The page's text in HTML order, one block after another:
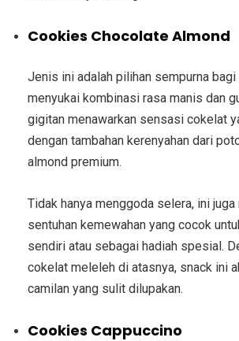
Cookies Chocolate Almond
Jenis ini adalah pilihan sempurna bagi
menyukai kombinasi rasa manis dan
gigitan menawarkan sensasi cokelat
dengan tambahan kerenyahan dari
almond premium.
Tidak hanya menggoda selera, ini
sentuhan kemewahan yang cocok
sendiri atau sebagai hadiah spesial.
cokelat meleleh di atasnya, snack ini
camilan yang sulit dilupakan.
Cookies Cappuccino